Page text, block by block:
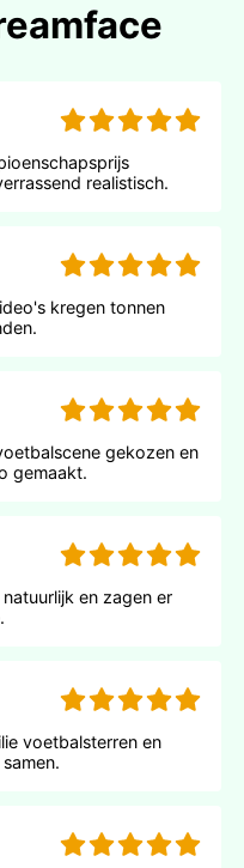
realistisch.
kregen tonnen
gekozen en
gemaakt.
en zagen er
voetbalsterren en